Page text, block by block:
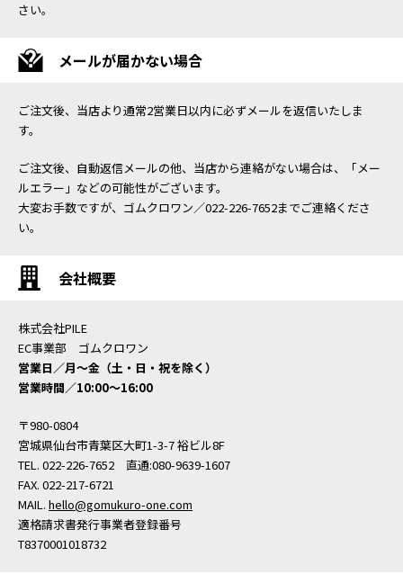
さい。
メールが届かない場合
ご注文後、当店より通常2営業日以内に必ずメールを返信いたしま
す。
ご注文後、自動返信メールの他、当店から連絡がない場合は、「メー
ルエラー」などの可能性がございます。
大変お手数ですが、ゴムクロワン／022-226-7652までご連絡くださ
い。
会社概要
株式会社PILE
EC事業部 ゴムクロワン
営業日／月〜金（土・日・祝を除く）
営業時間／10:00〜16:00
〒980-0804
宮城県仙台市青葉区大町1-3-7 裕ビル8F
TEL. 022-226-7652 直通:080-9639-1607
FAX. 022-217-6721
MAIL. hello@gomukuro-one.com
適格請求書発行事業者登録番号
T8370001018732